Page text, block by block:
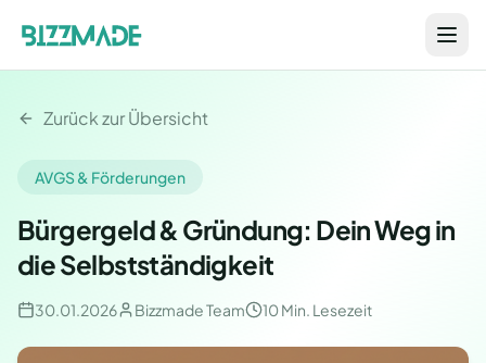
Zurück zur Übersicht
AVGS & Förderungen
Bürgergeld & Gründung: Dein Weg in
die Selbstständigkeit
30.01.2026 Bizzmade Team 10 Min. Lesezeit